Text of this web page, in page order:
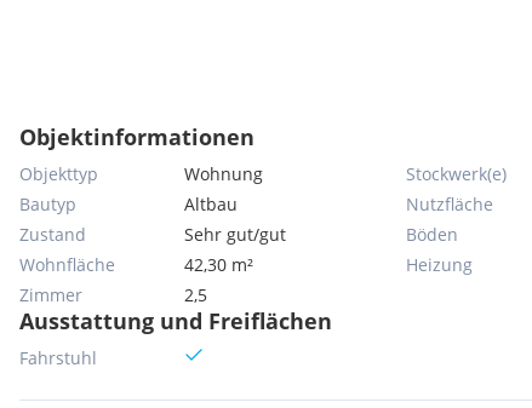
Objektinformationen
Objekttyp
Wohnung
Bautyp
Altbau
Zustand
Sehr gut/gut
Wohnfläche
42,30 m²
Zimmer
2,5
Stockwerk(e)
Nutzfläche
Böden
Heizung
Ausstattung und Freiflächen
Fahrstuhl